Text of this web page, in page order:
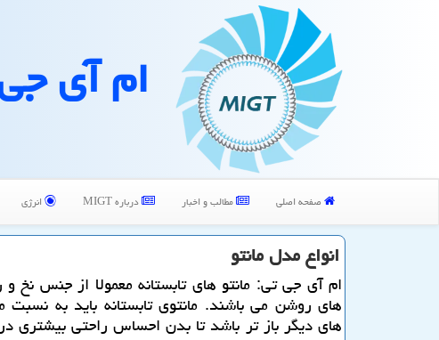
ام آی
صفحه اصلی مطالب و اخبار درباره MIGT انرژی
انواع مدل مانتو
ام آی جی تی: مانتو های تابستانه معمولا از جنس نخ
های روشن می باشند. مانتوی تابستانه باید به نسبت
های دیگر باز تر باشد تا بدن احساس راحتی بیشتری